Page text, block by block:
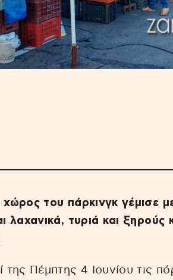
του πάρκινγκ γέμισε
λαχανικά, τυριά και ξηρούς
της Πέμπτης 4 Ιουνίου τις